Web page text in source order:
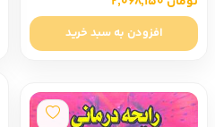
افزودن به سبد خرید